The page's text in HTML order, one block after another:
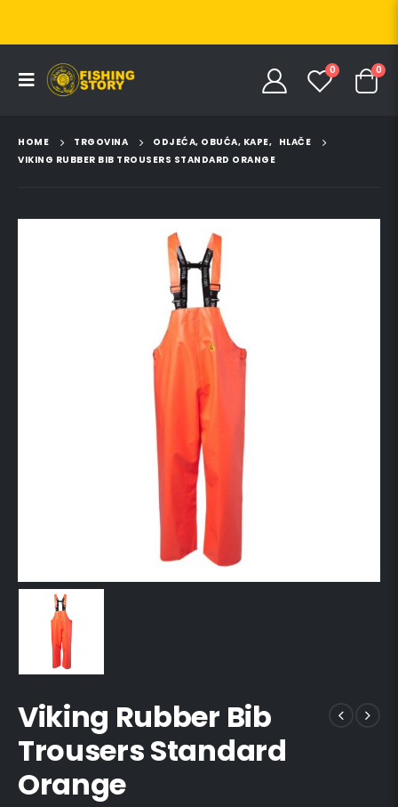
0 0
HOME TRGOVINA ODJEĆA, OBUĆA, KAPE, HLAČE
VIKING RUBBER BIB TROUSERS STANDARD ORANGE
Viking Rubber Bib
Trousers Standard
Orange